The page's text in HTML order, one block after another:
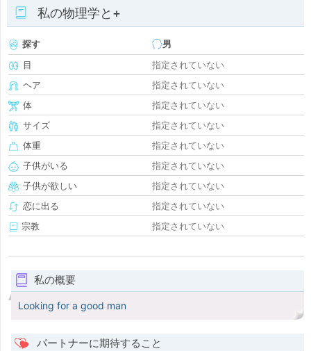
私の物理学と+
探す
男
目
指定されていない
ヘア
指定されていない
体
指定されていない
サイズ
指定されていない
体重
指定されていない
子供がいる
指定されていない
子供が欲しい
指定されていない
恋に出る
指定されていない
宗教
指定されていない
私の概要
Looking for a good man
パートナーに期待すること